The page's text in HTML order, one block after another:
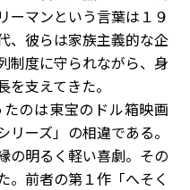
ーマンという言葉は１９
、彼らは家族主義的な企
制度に守られながら、身
支えてきた。
のは東宝のドル箱映画
リーズ」の相違である。
の明るく軽い喜劇。その
。前者の第１作「へそく